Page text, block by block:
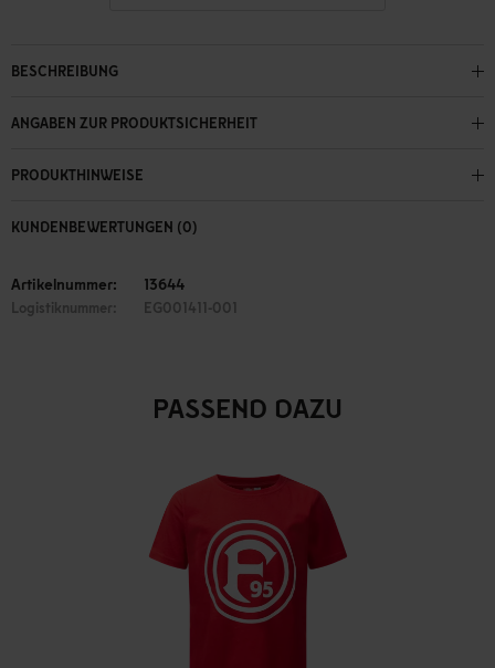
BESCHREIBUNG
ANGABEN ZUR PRODUKTSICHERHEIT
PRODUKTHINWEISE
KUNDENBEWERTUNGEN (0)
Artikelnummer: 13644
Logistiknummer: EG001411-001
PASSEND DAZU